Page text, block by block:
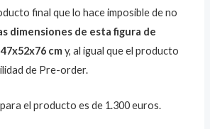
final que lo hace imposible de no
dimensiones de esta figura de
cmy, al igual que el producto
de Pre-order.
el producto es de 1.300 euros.